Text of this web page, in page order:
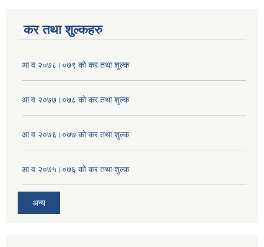
कर तथा शुल्कहरु
आ व २०७८।०७९ काे कर तथा शुल्क
आ व २०७७।०७८ काे कर तथा शुल्क
आ व २०७६।०७७ काे कर तथा शुल्क
आ व २०७५।०७६ काे कर तथा शुल्क
अन्य